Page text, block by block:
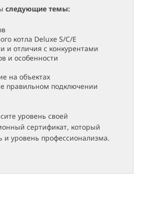
следующие темы:
котла Deluxe S/C/E
и отличия с конкурентами
и особенности
на объектах
правильном подключении
уровень своей
сертификат, который
и уровень профессионализма.